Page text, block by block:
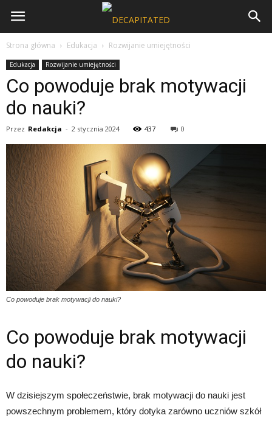
Strona główna Edukacja Rozwijanie umiejętności
Edukacja Rozwijanie umiejętności
Co powoduje brak motywacji
do nauki?
Przez Redakcja - 2 stycznia 2024 437 0
Co powoduje brak motywacji do nauki?
Co powoduje brak motywacji
do nauki?
W dzisiejszym społeczeństwie, brak motywacji do nauki jest
powszechnym problemem, który dotyka zarówno uczniów szkół